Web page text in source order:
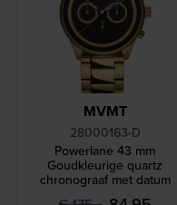
MVMT
28000163-D
Powerlane 43 mm
Goudkleurige quartz
chronograaf met datum